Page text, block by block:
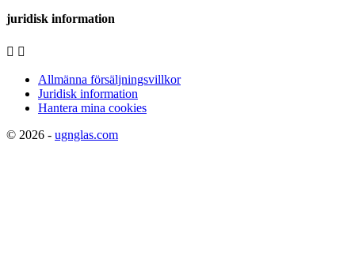
juridisk information
 
Allmänna försäljningsvillkor
Juridisk information
Hantera mina cookies
© 2026 - ugnglas.com